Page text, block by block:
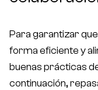
Para garantizar
forma eficiente y
buenas prácticas
continuación,